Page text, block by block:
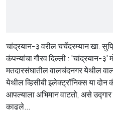
चांद्रयान-३ वरील चर्चेदरम्यान खा.
कंपन्यांचा गौरव दिल्ली : 'चांद्रयान-३'
मतदारसंघातील वालचंदनगर येथील
येथील व्हिसीबी इलेक्ट्रॉनिक्स या
आपल्याला अभिमान वाटतो, असे
काढले...